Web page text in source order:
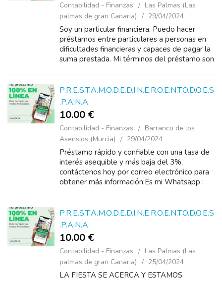
Contabilidad - Finanzas
Las Palmas (Las
palmas de gran Canaria)
29/04/2024
Soy un particular financiera. Puedo hacer
préstamos entre particulares a personas en
dificultades financieras y capaces de pagar la
suma prestada. Mi términos del préstamo son
P.R.E.S.T.A.M.O.D.E.D.I.N.E.R.O.E.N.T.O.D.O.E.S
.P.A.N.A.
10.00 €
Contabilidad - Finanzas
Barranco de los
Asensios (Murcia)
29/04/2024
Préstamo rápido y confiable con una tasa de
interés asequible y más baja del 3%,
contáctenos hoy por correo electrónico para
obtener más información:Es mi Whatsapp :
P.R.E.S.T.A.M.O.D.E.D.I.N.E.R.O.E.N.T.O.D.O.E.S
.P.A.N.A.
10.00 €
Contabilidad - Finanzas
Las Palmas (Las
palmas de gran Canaria)
25/04/2024
LA FIESTA SE ACERCA Y ESTAMOS